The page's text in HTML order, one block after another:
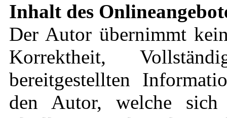
Inhalt des
Der Autor übernimmt
Korrektheit,
bereitgestellten
den Autor, welche sich